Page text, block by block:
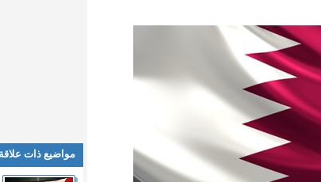
مواضيع ذات علاقة